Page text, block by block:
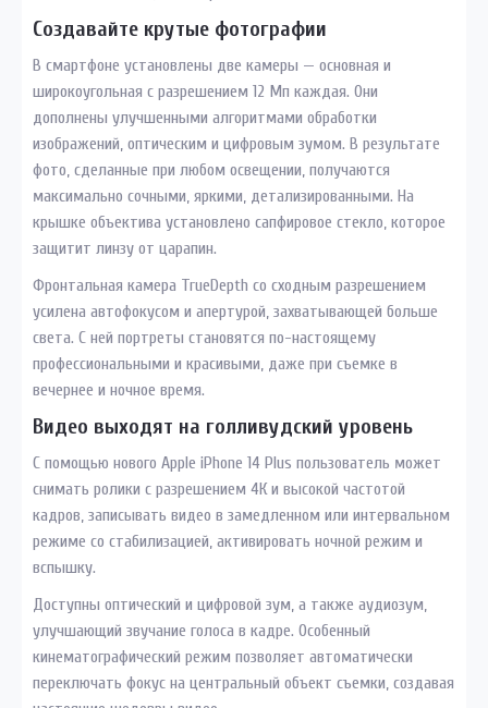
Создавайте крутые фотографии
В смартфоне установлены две камеры — основная и
широкоугольная с разрешением 12 Мп каждая. Они
дополнены улучшенными алгоритмами обработки
изображений, оптическим и цифровым зумом. В результате
фото, сделанные при любом освещении, получаются
максимально сочными, яркими, детализированными. На
крышке объектива установлено сапфировое стекло, которое
защитит линзу от царапин.
Фронтальная камера TrueDepth со сходным разрешением
усилена автофокусом и апертурой, захватывающей больше
света. С ней портреты становятся по-настоящему
профессиональными и красивыми, даже при съемке в
вечернее и ночное время.
Видео выходят на голливудский уровень
С помощью нового Apple iPhone 14 Plus пользователь может
снимать ролики с разрешением 4К и высокой частотой
кадров, записывать видео в замедленном или интервальном
режиме со стабилизацией, активировать ночной режим и
вспышку.
Доступны оптический и цифровой зум, а также аудиозум,
улучшающий звучание голоса в кадре. Особенный
кинематографический режим позволяет автоматически
переключать фокус на центральный объект съемки, создавая